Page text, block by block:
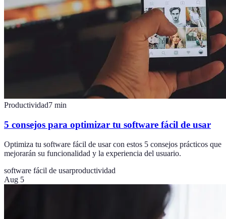
Productividad7 min
5 consejos para optimizar tu software fácil de usar
Optimiza tu software fácil de usar con estos 5 consejos prácticos que
mejorarán su funcionalidad y la experiencia del usuario.
software fácil de usarproductividad
Aug 5